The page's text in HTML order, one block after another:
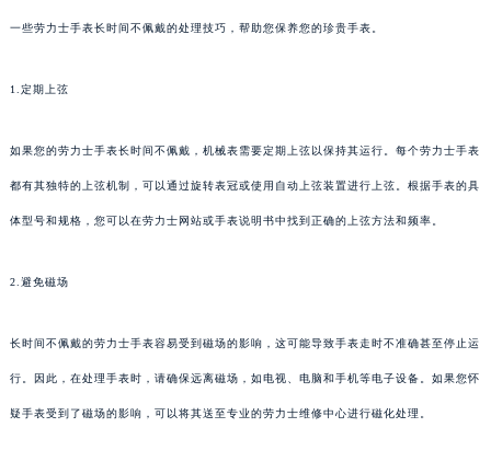
一些劳力士手表长时间不佩戴的处理技巧，帮助您保养您的珍贵手表。
1.定期上弦
如果您的劳力士手表长时间不佩戴，机械表需要定期上弦以保持其运行。每个劳力士手表
都有其独特的上弦机制，可以通过旋转表冠或使用自动上弦装置进行上弦。根据手表的具
体型号和规格，您可以在劳力士网站或手表说明书中找到正确的上弦方法和频率。
2.避免磁场
长时间不佩戴的劳力士手表容易受到磁场的影响，这可能导致手表走时不准确甚至停止运
行。因此，在处理手表时，请确保远离磁场，如电视、电脑和手机等电子设备。如果您怀
疑手表受到了磁场的影响，可以将其送至专业的劳力士维修中心进行磁化处理。